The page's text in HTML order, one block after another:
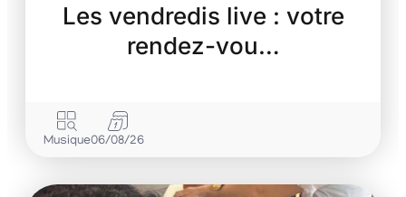
Les vendredis live : votre
rendez-vou…
Musique06/08/26